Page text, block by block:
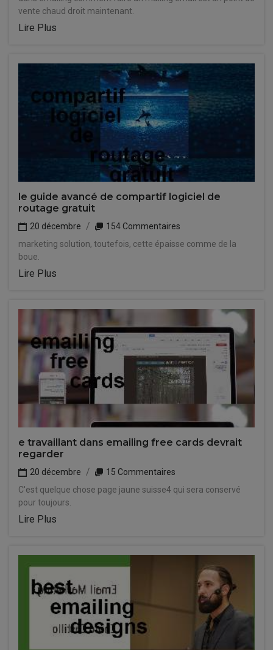
vente chaud droit maintenant.
Lire Plus
le guide avancé de compartif logiciel de
routage gratuit
20 décembre
154 Commentaires
marketing solution, toutefois, cette épaisse comme de la
boue.
Lire Plus
e travaillant dans emailing free cards devrait
regarder
20 décembre
15 Commentaires
C'est quelque chose page jaune suisse4 qui sera conservé
pour toujours.
Lire Plus